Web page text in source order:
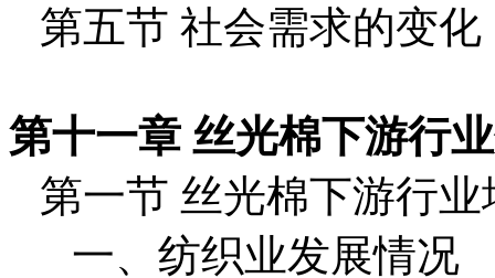
第五节 社会需求的变化
第十一章 丝光棉下游行
第一节 丝光棉下游行
一、纺织业发展情况